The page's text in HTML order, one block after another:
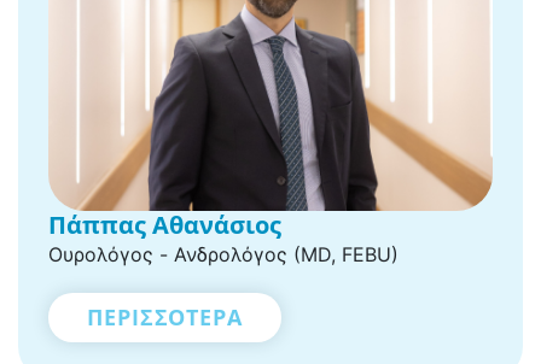
Πάππας Αθανάσιος
Ουρολόγος - Ανδρολόγος (MD, FEBU)
ΠΕΡΙΣΣΟΤΕΡΑ